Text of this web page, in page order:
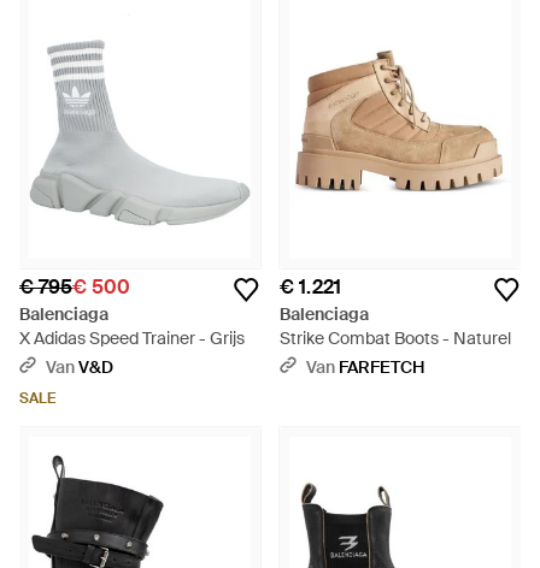
€ 795€ 500
Balenciaga
X Adidas Speed Trainer - Grijs
VanV&D
SALE
€ 1.221
Balenciaga
Strike Combat Boots - Naturel
Van FARFETCH